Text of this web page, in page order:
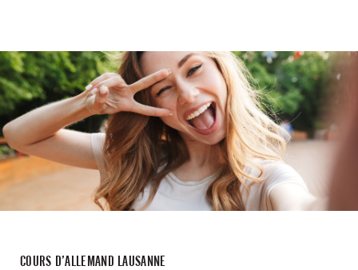
COURS D’ALLEMAND LAUSANNE